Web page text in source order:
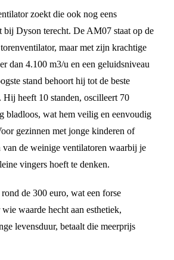
zoekt die ook nog eens
bij Dyson terecht. De AM07 staat op de
maar met zijn krachtige
dan 4.100 m3/u en een geluidsniveau
stand behoort hij tot de beste
Hij heeft 10 standen, oscilleert 70
bladloos, wat hem veilig en eenvoudig
gezinnen met jonge kinderen of
van de weinige ventilatoren waarbij je
vingers hoeft te denken.
de 300 euro, wat een forse
waarde hecht aan esthetiek,
levensduur, betaalt die meerprijs